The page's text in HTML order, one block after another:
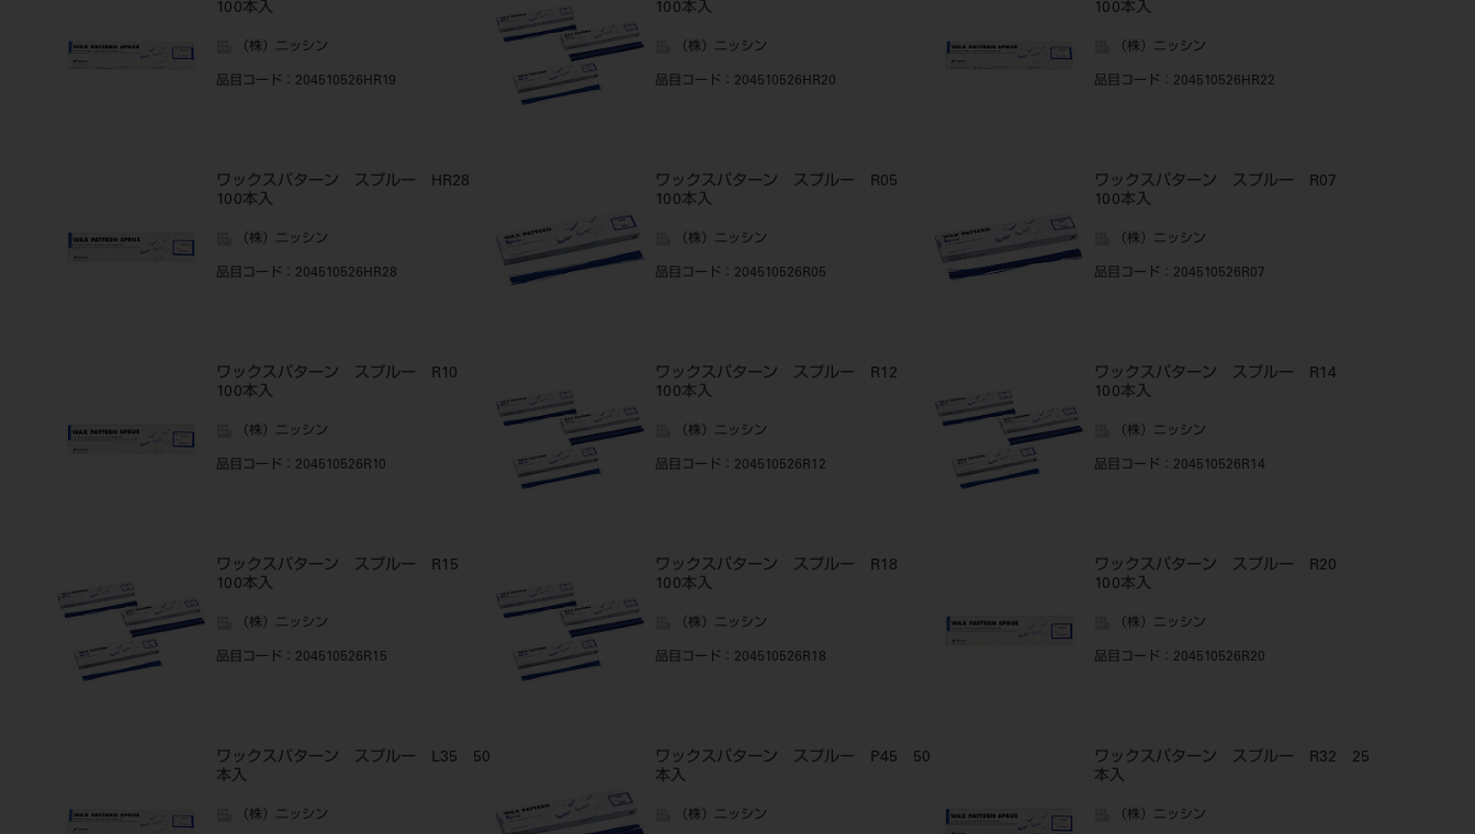
100本入
（株）ニッシン
品目コード ：204510526HR19
100本入
（株）ニッシン
品目コード ：204510526HR20
100本入
（株）ニッシン
品目コード ：204510526HR22
ワックスパターン スプルー HR28
100本入
（株）ニッシン
品目コード ：204510526HR28
ワックスパターン スプルー R05
100本入
（株）ニッシン
品目コード ：204510526R05
ワックスパターン スプルー R07
100本入
（株）ニッシン
品目コード ：204510526R07
ワックスパターン スプルー R10
100本入
（株）ニッシン
品目コード ：204510526R10
ワックスパターン スプルー R12
100本入
（株）ニッシン
品目コード ：204510526R12
ワックスパターン スプルー R14
100本入
（株）ニッシン
品目コード ：204510526R14
ワックスパターン スプルー R15
100本入
（株）ニッシン
品目コード ：204510526R15
ワックスパターン スプルー R18
100本入
（株）ニッシン
品目コード ：204510526R18
ワックスパターン スプルー R20
100本入
（株）ニッシン
品目コード ：204510526R20
ワックスパターン スプルー L35 50
本入
（株）ニッシン
ワックスパターン スプルー P45 50
本入
（株）ニッシン
ワックスパターン スプルー R32 25
本入
（株）ニッシン